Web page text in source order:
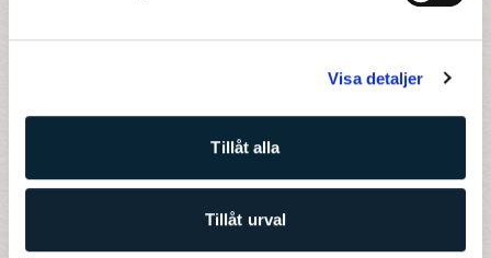
Visa detaljer
Tillåt alla
Tillåt urval